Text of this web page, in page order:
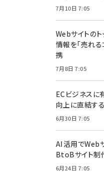
7月10日 7:05
Webサイトの
情報を「売れ
携
7月8日 7:05
ECビジネスに
向上に直結す
6月30日 7:05
AI活用でWeb
BtoBサイト制
6月24日 7:05